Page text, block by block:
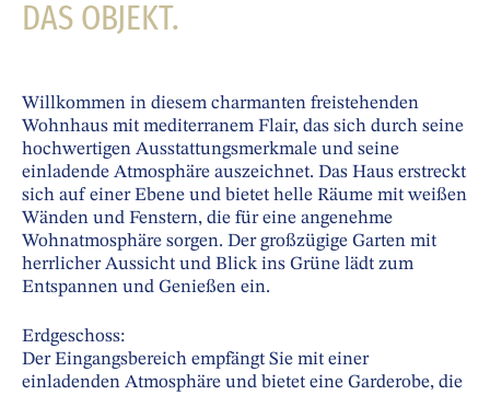
DAS OBJEKT.
Willkommen in diesem charmanten freistehenden
Wohnhaus mit mediterranem Flair, das sich durch seine
hochwertigen Ausstattungsmerkmale und seine
einladende Atmosphäre auszeichnet. Das Haus erstreckt
sich auf einer Ebene und bietet helle Räume mit weißen
Wänden und Fenstern, die für eine angenehme
Wohnatmosphäre sorgen. Der großzügige Garten mit
herrlicher Aussicht und Blick ins Grüne lädt zum
Entspannen und Genießen ein.
Erdgeschoss:
Der Eingangsbereich empfängt Sie mit einer
einladenden Atmosphäre und bietet eine Garderobe, die